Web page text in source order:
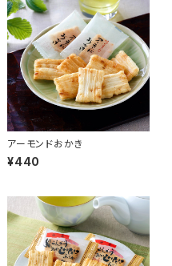
アーモンドおかき
¥440